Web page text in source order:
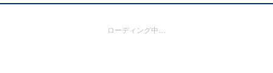
ローディング中…